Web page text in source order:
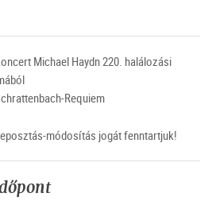
Michael Haydn 220. halálozási
Requiem
módosítás jogát fenntartjuk!